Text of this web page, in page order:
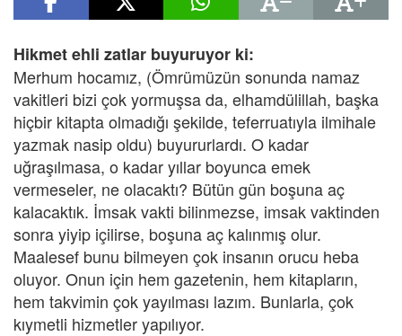
Hikmet ehli zatlar buyuruyor ki:
Merhum hocamız, (Ömrümüzün sonunda namaz
vakitleri bizi çok yormuşsa da, elhamdülillah, başka
hiçbir kitapta olmadığı şekilde, teferruatıyla ilmihale
yazmak nasip oldu) buyururlardı. O kadar
uğraşılmasa, o kadar yıllar boyunca emek
vermeseler, ne olacaktı? Bütün gün boşuna aç
kalacaktık. İmsak vakti bilinmezse, imsak vaktinden
sonra yiyip içilirse, boşuna aç kalınmış olur.
Maalesef bunu bilmeyen çok insanın orucu heba
oluyor. Onun için hem gazetenin, hem kitapların,
hem takvimin çok yayılması lazım. Bunlarla, çok
kıymetli hizmetler yapılıyor.